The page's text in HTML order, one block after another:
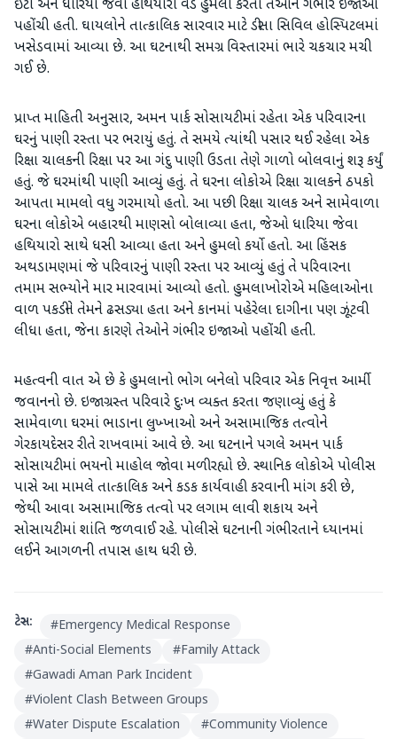
ઈંટો અને ધારિયા જેવા હથિયારો વડે હુમલો કરતાં તેઓને ગંભીર ઇજાઓ
પહોંચી હતી. ઘાયલોને તાત્કાલિક સારવાર માટે ડીસા સિવિલ હોસ્પિટલમાં
ખસેડવામાં આવ્યા છે. આ ઘટનાથી સમગ્ર વિસ્તારમાં ભારે ચકચાર મચી
ગઈ છે.
પ્રાપ્ત માહિતી અનુસાર, અમન પાર્ક સોસાયટીમાં રહેતા એક પરિવારના
ઘરનું પાણી રસ્તા પર ભરાયું હતું. તે સમયે ત્યાંથી પસાર થઈ રહેલા એક
રિક્ષા ચાલકની રિક્ષા પર આ ગંદુ પાણી ઉડતા તેણે ગાળો બોલવાનું શરૂ કર્યું
હતું. જે ઘરમાંથી પાણી આવ્યું હતું. તે ઘરના લોકોએ રિક્ષા ચાલકને ઠપકો
આપતા મામલો વધુ ગરમાયો હતો. આ પછી રિક્ષા ચાલક અને સામેવાળા
ઘરના લોકોએ બહારથી માણસો બોલાવ્યા હતા, જેઓ ધારિયા જેવા
હથિયારો સાથે ધસી આવ્યા હતા અને હુમલો કર્યો હતો. આ હિંસક
અથડામણમાં જે પરિવારનું પાણી રસ્તા પર આવ્યું હતું તે પરિવારના
તમામ સભ્યોને માર મારવામાં આવ્યો હતો. હુમલાખોરોએ મહિલાઓના
વાળ પકડીને તેમને ઢસડ્યા હતા અને કાનમાં પહેરેલા દાગીના પણ ઝૂંટવી
લીધા હતા, જેના કારણે તેઓને ગંભીર ઇજાઓ પહોંચી હતી.
મહત્વની વાત એ છે કે હુમલાનો ભોગ બનેલો પરિવાર એક નિવૃત્ત આર્મી
જવાનનો છે. ઇજાગ્રસ્ત પરિવારે દુઃખ વ્યક્ત કરતા જણાવ્યું હતું કે
સામેવાળા ઘરમાં ભાડાના લુખ્ખાઓ અને અસામાજિક તત્વોને
ગેરકાયદેસર રીતે રાખવામાં આવે છે. આ ઘટનાને પગલે અમન પાર્ક
સોસાયટીમાં ભયનો માહોલ જોવા મળી રહ્યો છે. સ્થાનિક લોકોએ પોલીસ
પાસે આ મામલે તાત્કાલિક અને કડક કાર્યવાહી કરવાની માંગ કરી છે,
જેથી આવા અસામાજિક તત્વો પર લગામ લાવી શકાય અને
સોસાયટીમાં શાંતિ જળવાઈ રહે. પોલીસે ઘટનાની ગંભીરતાને ધ્યાનમાં
લઈને આગળની તપાસ હાથ ધરી છે.
ટેગ્સ: #Emergency Medical Response
#Anti-Social Elements #Family Attack
#Gawadi Aman Park Incident
#Violent Clash Between Groups
#Water Dispute Escalation #Community Violence